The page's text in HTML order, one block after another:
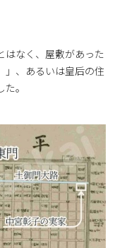
はなく、屋敷があった
」、あるいは皇后の住
。